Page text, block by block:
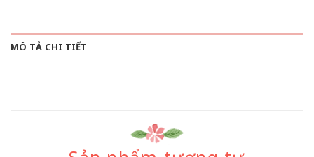
MÔ TẢ CHI TIẾT